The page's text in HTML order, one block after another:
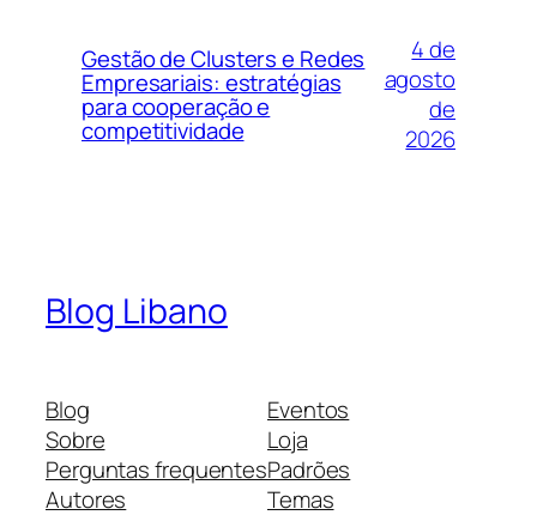
Gestão de Clusters e Redes
Empresariais: estratégias
para cooperação e
competitividade
4 de
agosto
de
2026
Blog Libano
Blog
Sobre
Perguntas frequentes
Autores
Eventos
Loja
Padrões
Temas